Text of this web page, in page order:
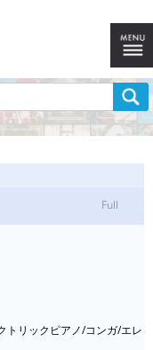
Full
トリックピアノ/コンガ/エレ